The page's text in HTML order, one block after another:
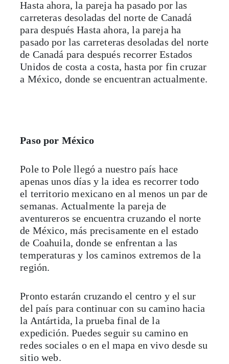
Hasta ahora, la pareja ha pasado por las
carreteras desoladas del norte de Canadá
para después Hasta ahora, la pareja ha
pasado por las carreteras desoladas del norte
de Canadá para después recorrer Estados
Unidos de costa a costa, hasta por fin cruzar
a México, donde se encuentran actualmente.
Paso por México
Pole to Pole llegó a nuestro país hace
apenas unos días y la idea es recorrer todo
el territorio mexicano en al menos un par de
semanas. Actualmente la pareja de
aventureros se encuentra cruzando el norte
de México, más precisamente en el estado
de Coahuila, donde se enfrentan a las
temperaturas y los caminos extremos de la
región.
Pronto estarán cruzando el centro y el sur
del país para continuar con su camino hacia
la Antártida, la prueba final de la
expedición. Puedes seguir su camino en
redes sociales o en el mapa en vivo desde su
sitio web.